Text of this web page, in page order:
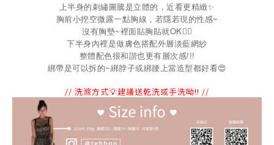
上半身的刺繡圖騰是立體的，近看更精緻✨
胸前小挖空微露一點胸線，若隱若現的性感~
沒有胸墊~裡面貼胸貼就OK👌🏻
下半身內裡是做膚色搭配外層淡藍網紗
整體配色很和諧也更有層次感!!!
綁帶是可以拆的~綁脖子或綁腰上當造型都好看😍
// 洗滌方式💡建議送乾洗或手洗呦!! //